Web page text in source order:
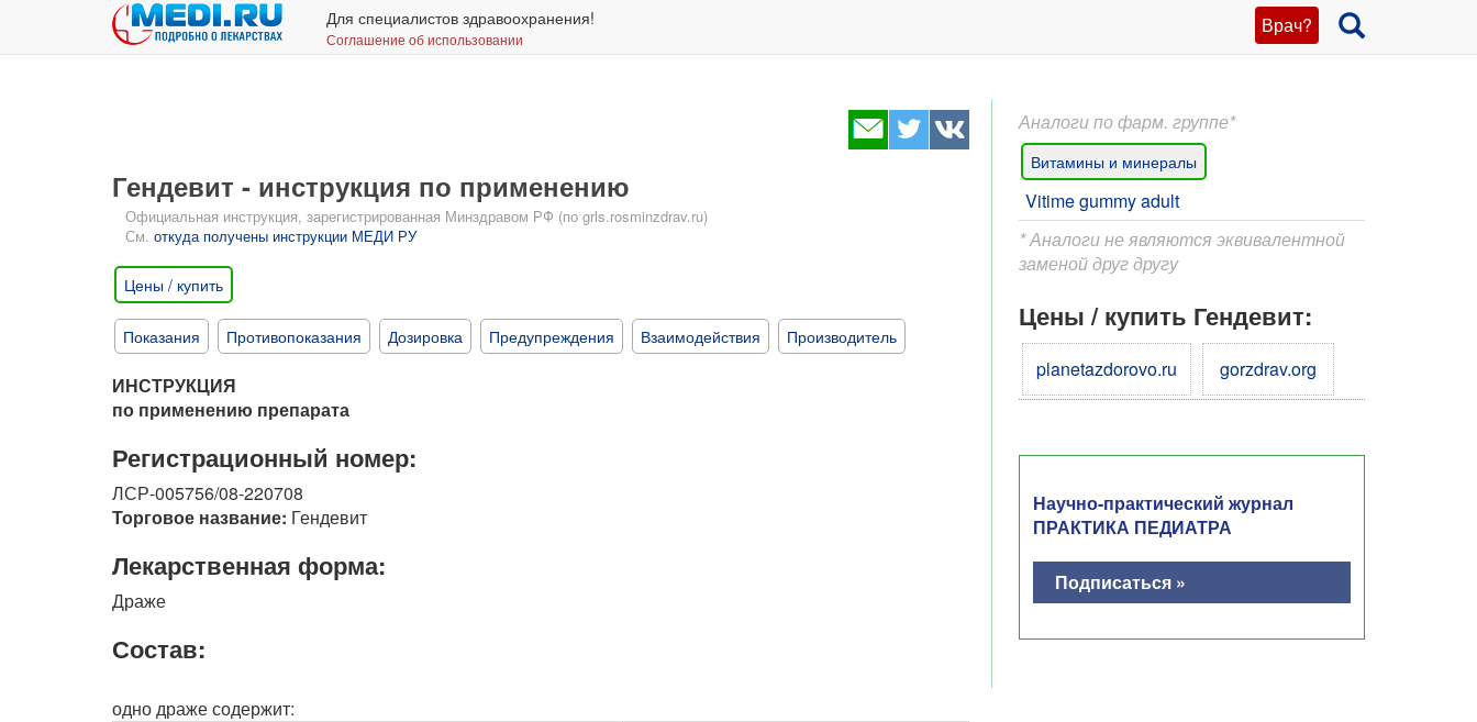
Врач?
Для специалистов здравоохранения!
Соглашение об использовании
Гендевит - инструкция по применению
Официальная инструкция, зарегистрированная Минздравом РФ (по grls.rosminzdrav.ru)
См. откуда получены инструкции МЕДИ РУ
Цены / купить
Показания Противопоказания Дозировка Предупреждения Взаимодействия Производитель
ИНСТРУКЦИЯ
по применению препарата
Регистрационный номер:
ЛСР-005756/08-220708
Торговое название: Гендевит
Лекарственная форма:
Драже
Состав:
одно драже содержит:
Аналоги по фарм. группе*
Витамины и минералы
Vitime gummy adult
* Аналоги не являются эквивалентной
заменой друг другу
Цены / купить Гендевит:
planetazdorovo.ru gorzdrav.org
Научно-практический журнал
ПРАКТИКА ПЕДИАТРА
Подписаться »